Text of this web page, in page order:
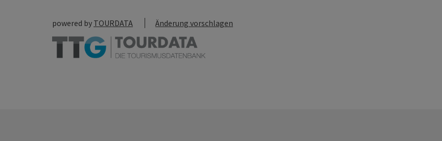
powered by TOURDATA Änderung vorschlagen